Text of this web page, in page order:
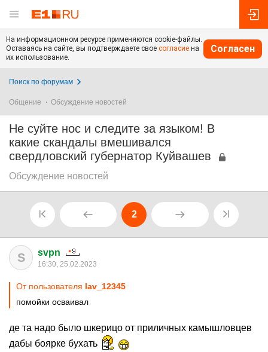
На информационном ресурсе применяются cookie-файлы.
Оставаясь на сайте, вы подтверждаете свое согласие на
их использование.
Согласен
Поиск по форумам
Общение Обсуждение новостей
Не суйте нос и следите за языком! В
какие скандалы вмешивался
свердловский губернатор Куйвашев
Обсуждение новостей
2
S svpn
16:30, 25.02.2023
От пользователя lav_12345
помойки осваивал
де та надо было шкерицо от приличных камышловцев
дабы боярке бухать